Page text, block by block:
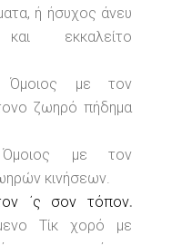
ή ήσυχος άνευ
εκκαλείτο
Όμοιος με τον
ζωηρό πήδημα
με τον
κινήσεων.
΄ς σον τόπον.
Τίκ χορό με